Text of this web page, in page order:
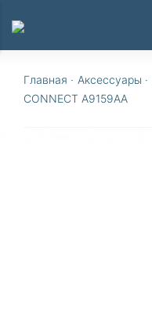
Главная · Аксессуары ·
CONNECT A9159AA